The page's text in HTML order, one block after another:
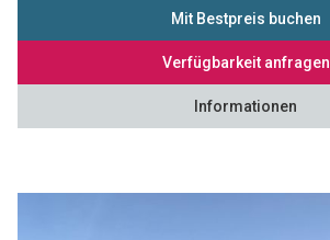
Mit Bestpreis buchen
Verfügbarkeit anfragen
Informationen